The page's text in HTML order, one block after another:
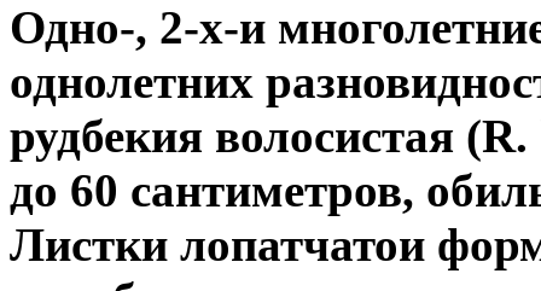
Одно-, 2-х-и
однолетних
рудбекия волосистая
до 60 сантиметров,
Листки лопатчатои